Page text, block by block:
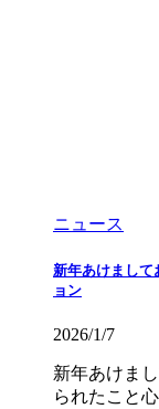
ニュース
新年あけまして
ョン
2026/1/7
新年あけま
られたこと